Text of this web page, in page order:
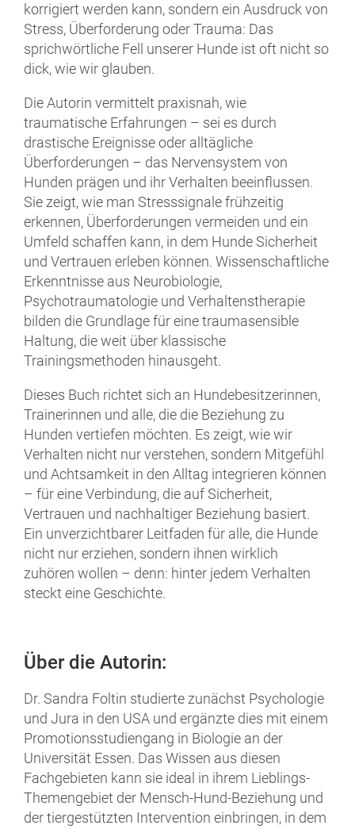
korrigiert werden kann, sondern ein Ausdruck von
Stress, Überforderung oder Trauma: Das
sprichwörtliche Fell unserer Hunde ist oft nicht so
dick, wie wir glauben.
Die Autorin vermittelt praxisnah, wie
traumatische Erfahrungen – sei es durch
drastische Ereignisse oder alltägliche
Überforderungen – das Nervensystem von
Hunden prägen und ihr Verhalten beeinflussen.
Sie zeigt, wie man Stresssignale frühzeitig
erkennen, Überforderungen vermeiden und ein
Umfeld schaffen kann, in dem Hunde Sicherheit
und Vertrauen erleben können. Wissenschaftliche
Erkenntnisse aus Neurobiologie,
Psychotraumatologie und Verhaltenstherapie
bilden die Grundlage für eine traumasensible
Haltung, die weit über klassische
Trainingsmethoden hinausgeht.
Dieses Buch richtet sich an Hundebesitzerinnen,
Trainerinnen und alle, die die Beziehung zu
Hunden vertiefen möchten. Es zeigt, wie wir
Verhalten nicht nur verstehen, sondern Mitgefühl
und Achtsamkeit in den Alltag integrieren können
– für eine Verbindung, die auf Sicherheit,
Vertrauen und nachhaltiger Beziehung basiert.
Ein unverzichtbarer Leitfaden für all e, die Hunde
nicht nur erziehen, sondern ihnen wirklich
zuhören wollen – denn: hinter jedem Verhalten
steckt eine Geschichte.
Über die Autorin:
Dr. Sandra Foltin studierte zunächst Psychologie
und Jura in den USA und ergänzte dies mit einem
Promotionsstudiengang in Biologie an der
Universität Essen. Das Wissen aus diesen
Fachgebieten kann sie ideal in ihrem Lieblings-
Themengebiet der Mensch-Hund-Beziehung und
der tiergestützten Intervention einbringen, in dem